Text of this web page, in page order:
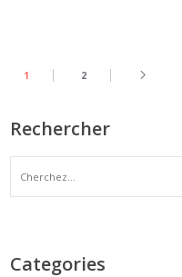
1 2
Rechercher
Categories